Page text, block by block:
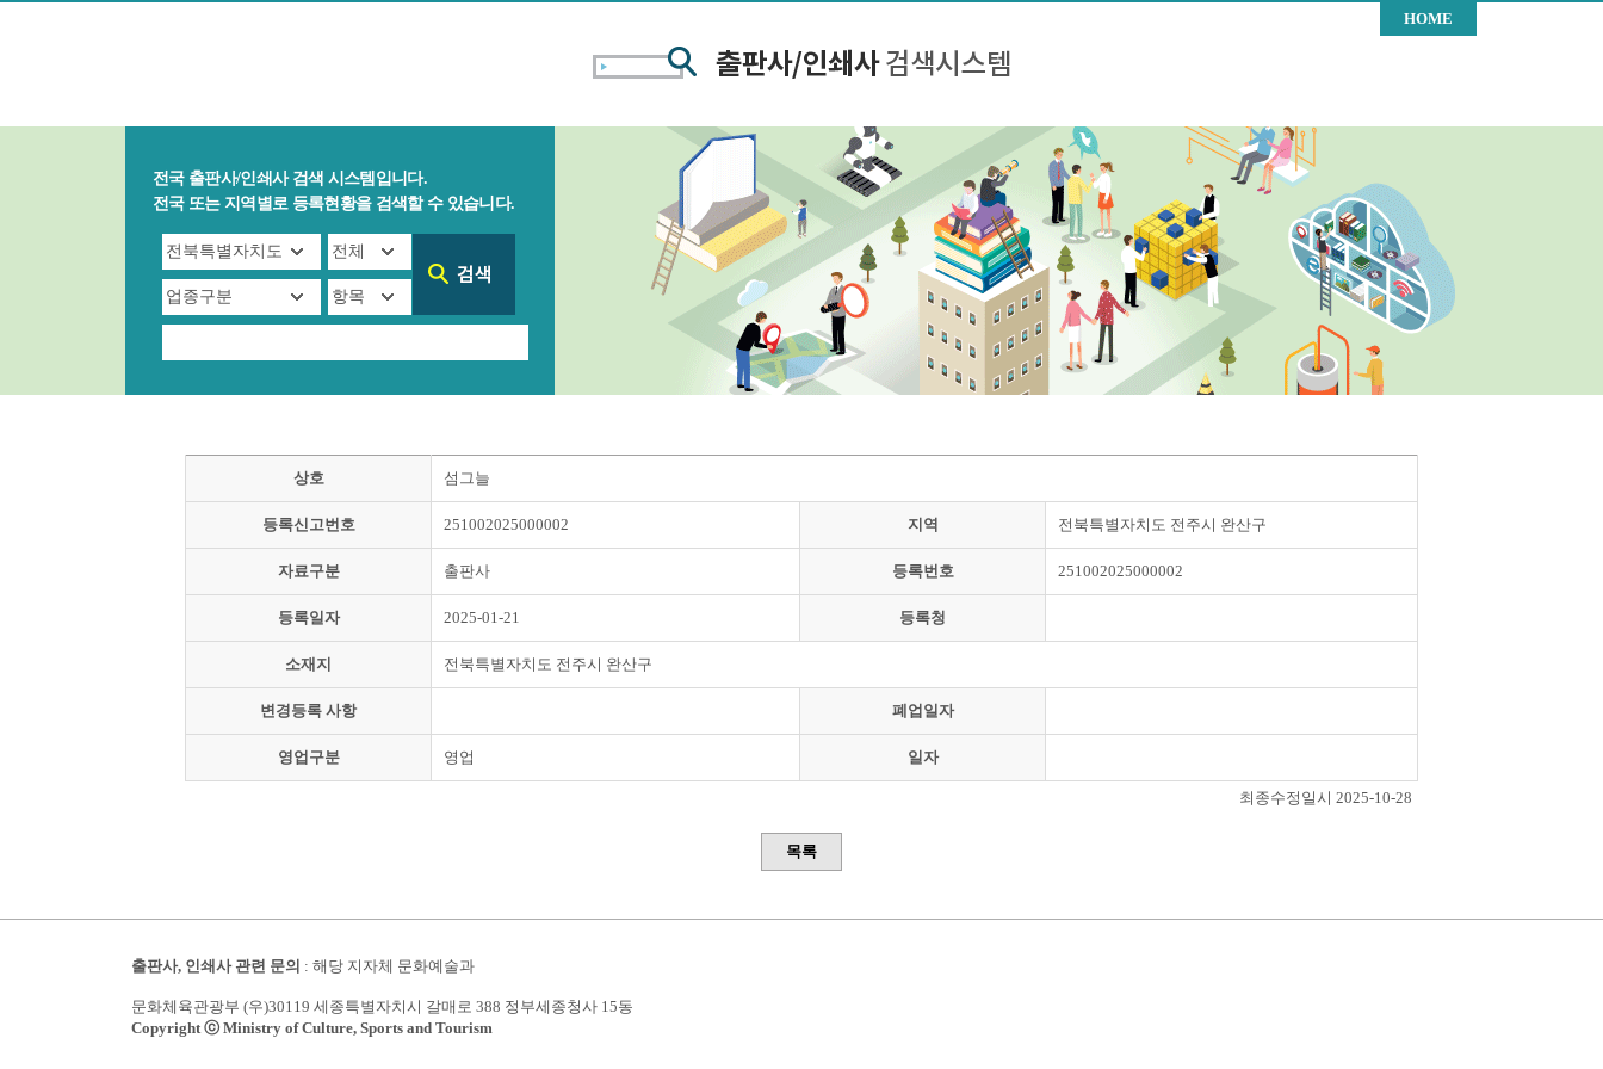
HOME
전국 출판사/인쇄사 검색 시스템입니다.
전국 또는 지역별로 등록현황을 검색할 수 있습니다.
상호 섬그늘
등록신고번호 251002025000002 지역 전북특별자치도 전주시 완산구
자료구분 출판사 등록번호 251002025000002
등록일자 2025-01-21 등록청
소재지 전북특별자치도 전주시 완산구
변경등록 사항 폐업일자
영업구분 영업 일자
최종수정일시 2025-10-28
목록
출판사, 인쇄사 관련 문의 : 해당 지자체 문화예술과
문화체육관광부 (우)30119 세종특별자치시 갈매로 388 정부세종청사 15동
Copyright ⓒ Ministry of Culture, Sports and Tourism